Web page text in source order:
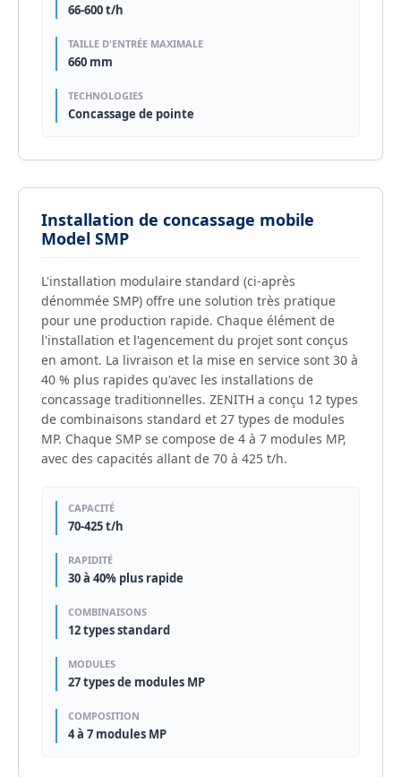
66-600 t/h
TAILLE D'ENTRÉE MAXIMALE
660 mm
TECHNOLOGIES
Concassage de pointe
Installation de concassage mobile
Model SMP
L'installation modulaire standard (ci-après
dénommée SMP) offre une solution très pratique
pour une production rapide. Chaque élément de
l'installation et l'agencement du projet sont conçus
en amont. La livraison et la mise en service sont 30 à
40 % plus rapides qu'avec les installations de
concassage traditionnelles. ZENITH a conçu 12 types
de combinaisons standard et 27 types de modules
MP. Chaque SMP se compose de 4 à 7 modules MP,
avec des capacités allant de 70 à 425 t/h.
CAPACITÉ
70-425 t/h
RAPIDITÉ
30 à 40% plus rapide
COMBINAISONS
12 types standard
MODULES
27 types de modules MP
COMPOSITION
4 à 7 modules MP